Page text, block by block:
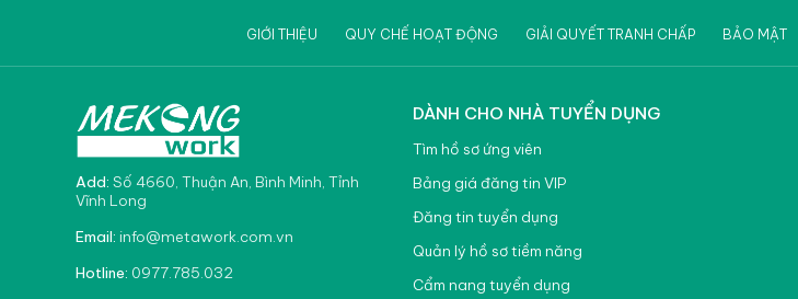
GIỚI THIỆU QUY CHẾ HOẠT ĐỘNG GIẢI QUYẾT TRANH CHẤP BẢO MẬT
Add: Số 4660, Thuận An, Bình Minh, Tỉnh
Vĩnh Long
Email: info@metawork.com.vn
Hotline: 0977.785.032
DÀNH CHO NHÀ TUYỂN DỤNG
Tìm hồ sơ ứng viên
Bảng giá đăng tin VIP
Đăng tin tuyển dụng
Quản lý hồ sơ tiềm năng
Cẩm nang tuyển dụng